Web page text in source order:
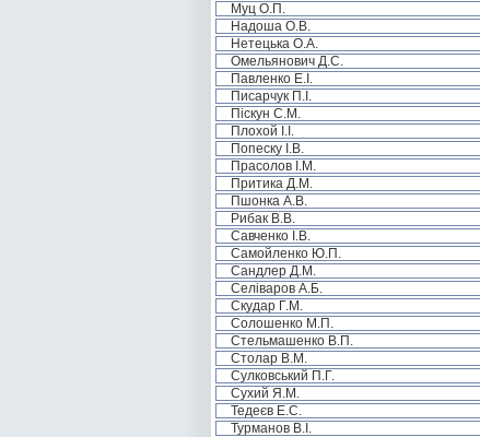
Муц О.П.
Надоша О.В.
Нетецька О.А.
Омельянович Д.С.
Павленко Е.І.
Писарчук П.І.
Піскун С.М.
Плохой І.І.
Попеску І.В.
Прасолов І.М.
Притика Д.М.
Пшонка А.В.
Рибак В.В.
Савченко І.В.
Самойленко Ю.П.
Сандлер Д.М.
Селіваров А.Б.
Скудар Г.М.
Солошенко М.П.
Стельмашенко В.П.
Столар В.М.
Сулковський П.Г.
Сухий Я.М.
Тедеєв Е.С.
Турманов В.І.